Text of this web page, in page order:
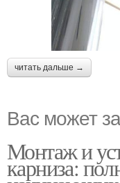
читать дальше →
Вас может
Монтаж и
карниза: